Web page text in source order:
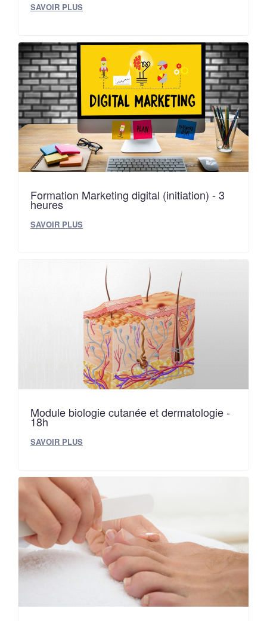
SAVOIR PLUS
Formation Marketing digital (initiation) - 3
heures
SAVOIR PLUS
Module biologie cutanée et dermatologie -
18h
SAVOIR PLUS